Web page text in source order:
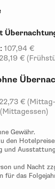
107,94 €
€
€
(Mittagessen)
Gewähr.
den
und
und Nacht
für das